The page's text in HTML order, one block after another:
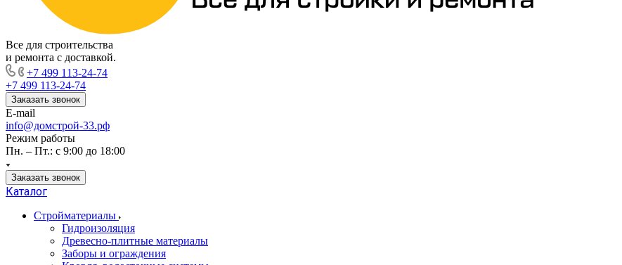
Все для строительства
и ремонта с доставкой.
+7 499 113-24-74
+7 499 113-24-74
Заказать звонок
E-mail
info@домстрой-33.рф
Режим работы
Пн. – Пт.: с 9:00 до 18:00
Заказать звонок
Каталог
Стройматериалы
Гидроизоляция
Древесно-плитные материалы
Заборы и ограждения